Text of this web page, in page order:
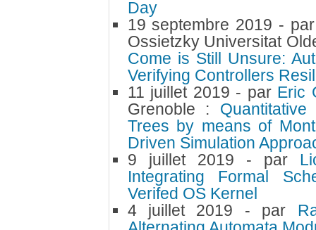
Day
19 septembre 2019 -
Ossietzky Universitat
Come is Still Unsure:
Verifying Controllers
11 juillet 2019 - par Eric
Grenoble :
Trees by means of
Driven Simulation
9 juillet 2019 - par
Integrating Formal
Verifed OS Kernel
4 juillet 2019 - par